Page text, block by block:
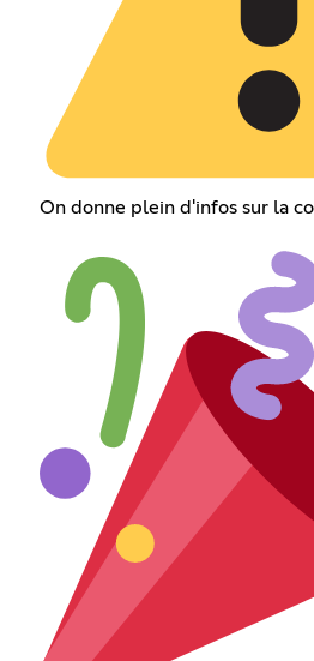
On donne plein d'infos sur la